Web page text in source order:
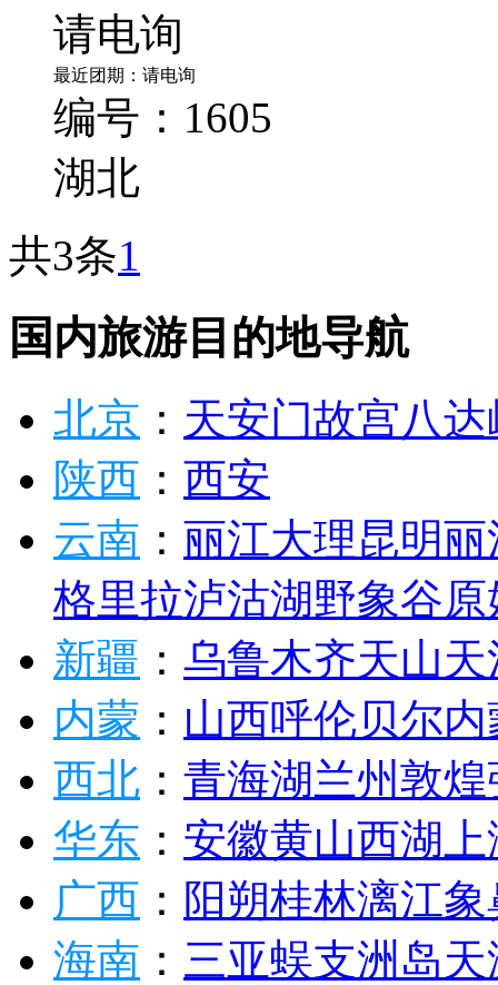
请电询
最近团期：请电询
编号：1605
湖北
共3条1
国内旅游目的地导航
北京 ： 天安门故宫八
陕西 ： 西安
云南 ： 丽江大理昆明丽
格里拉泸沽湖野象谷
新疆 ： 乌鲁木齐天山天
内蒙 ： 山西呼伦贝尔
西北 ： 青海湖兰州敦煌
华东 ： 安徽黄山西湖
广西 ： 阳朔桂林漓江象
海南 ： 三亚蜈支洲岛